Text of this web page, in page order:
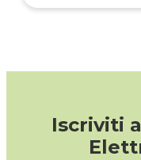
Iscriviti